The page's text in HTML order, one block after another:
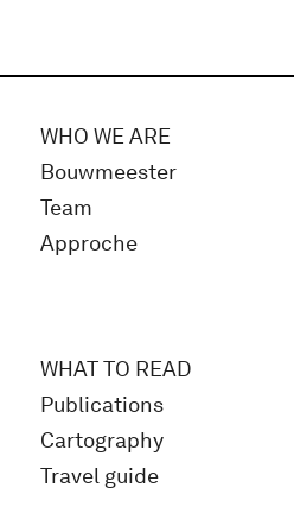
WHO WE ARE
Bouwmeester
Team
Approche
WHAT TO READ
Publications
Cartography
Travel guide